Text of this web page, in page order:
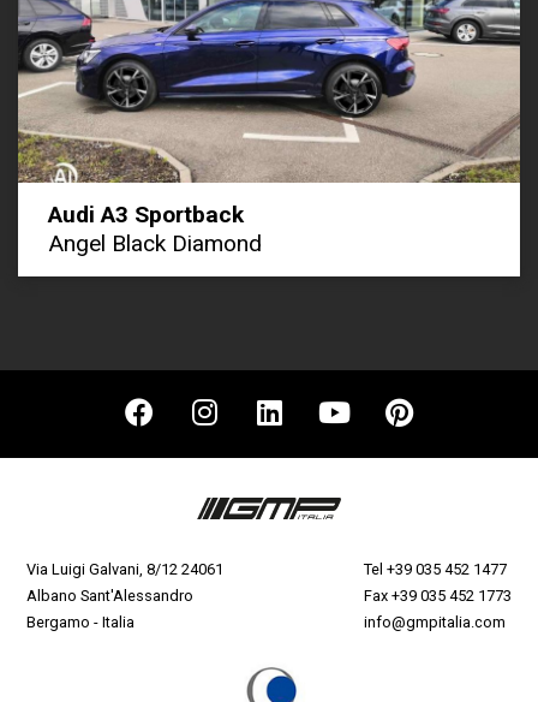
Audi A3 Sportback
Angel Black Diamond
Via Luigi Galvani, 8/12 24061
Albano Sant'Alessandro
Bergamo - Italia
Tel +39 035 452 1477
Fax +39 035 452 1773
info@gmpitalia.com